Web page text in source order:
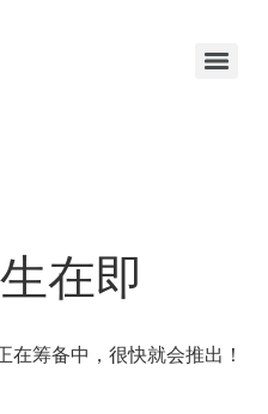
在即
筹备中，很快就会推出！